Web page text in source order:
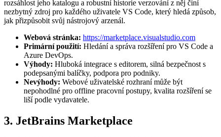
rozsáhlost jeho katalogu a robustní historie verzování z něj činí
nezbytný zdroj pro každého uživatele VS Code, který hledá způsob,
jak přizpůsobit svůj nástrojový arzenál.
Webová stránka: https://marketplace.visualstudio.com
Primární použití: Hledání a správa rozšíření pro VS Code a
Azure DevOps.
Výhody: Hluboká integrace s editorem, silná bezpečnost s
podepsanými balíčky, podpora pro podniky.
Nevýhody: Webové uživatelské rozhraní může být
nepohodlné pro offline pracovní postupy, kvalita rozšíření se
liší podle vydavatele.
3. JetBrains Marketplace